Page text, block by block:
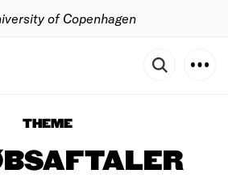
of Copenhagen
THEME